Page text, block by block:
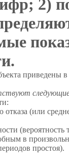
2)
приведены
отказа (или
(вероятность
в
простоя).